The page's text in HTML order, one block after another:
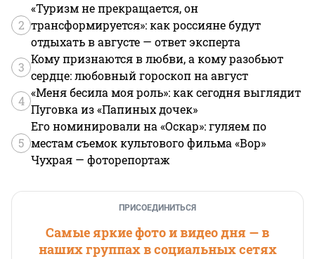
2
«Туризм не прекращается, он
трансформируется»: как россияне будут
отдыхать в августе — ответ эксперта
3
Кому признаются в любви, а кому разобьют
сердце: любовный гороскоп на август
4
«Меня бесила моя роль»: как сегодня выглядит
Пуговка из «Папиных дочек»
5
Его номинировали на «Оскар»: гуляем по
местам съемок культового фильма «Вор»
Чухрая — фоторепортаж
ПРИСОЕДИНИТЬСЯ
Самые яркие фото и видео дня — в
наших группах в социальных сетях